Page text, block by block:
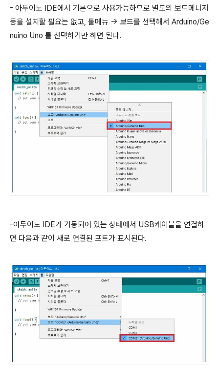
- 아두이노 IDE에서 기본으로 사용가능하므로 별도의 보드메니저
등을 설치할 필요는 없고, 툴메뉴 -> 보드를 선택해서 Arduino/Ge
nuino Uno 를 선택하기만 하면 된다.
-아두이노 IDE가 기동되어 있는 상태에서 USB케이블을 연결하
면 다음과 같이 새로 연결된 포트가 표시된다.